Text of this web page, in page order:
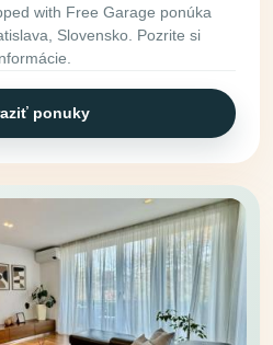
with Free Garage ponúka
Slovensko. Pozrite si
ponuky